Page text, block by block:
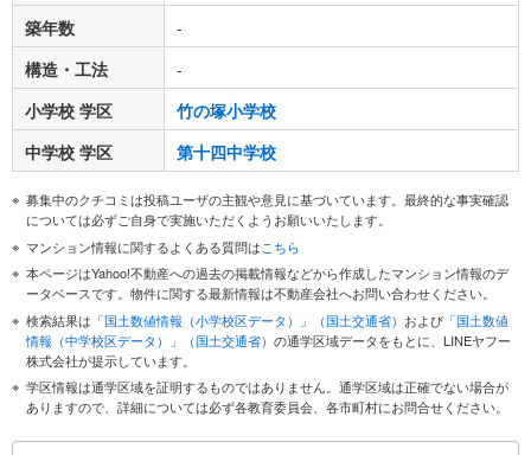
築年数
-
構造・工法
-
小学校 学区
竹の塚小学校
中学校 学区
第十四中学校
募集中のクチコミは投稿ユーザの主観や意見に基づいています。最終的な事実確認
については必ずご自身で実施いただくようお願いいたします。
マンション情報に関するよくある質問はこちら
本ページはYahoo!不動産への過去の掲載情報などから作成したマンション情報のデ
ータベースです。物件に関する最新情報は不動産会社へお問い合わせください。
検索結果は 「国土数値情報（小学校区データ）」（国土交通省） および 「国土数値
情報（中学校区データ）」（国土交通省） の通学区域データをもとに、LINEヤフー
株式会社が提示しています。
学区情報は通学区域を証明するものではありません。通学区域は正確でない場合が
ありますので、詳細については必ず各教育委員会、各市町村にお問合せください。